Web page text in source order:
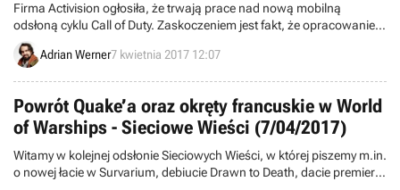
Firma Activision ogłosiła, że trwają prace nad nową mobilną
odsłoną cyklu Call of Duty. Zaskoczeniem jest fakt, że opracowanie
projektu powierzono studiu King, czyli autorom specjalizującym się
w casualowych grach logicznych pokroju Candy Crush Saga czy
Adrian Werner7 kwietnia 2017 12:07
Powrót Quake’a oraz okręty francuskie w World
of Warships - Sieciowe Wieści (7/04/2017)
Witamy w kolejnej odsłonie Sieciowych Wieści, w której piszemy m.in.
o nowej łacie w Survarium, debiucie Drawn to Death, dacie premiery